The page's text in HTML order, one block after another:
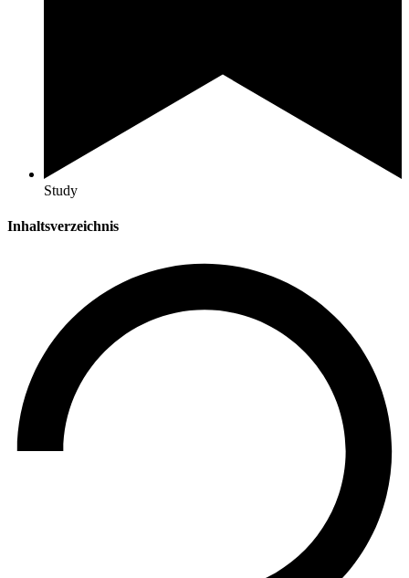
Study
Inhaltsverzeichnis